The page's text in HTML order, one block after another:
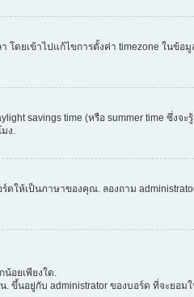
ดยเข้าไปแก้ไขการตั้งค่า timezone ใน
savings time (หรือ summer time ซึ่ง
ง.
ดให้เป็นภาษาของคุณ. ลองถาม
อยเพียงใด.
นอยู่กับ administrator ของบอร์ด ที่จะย